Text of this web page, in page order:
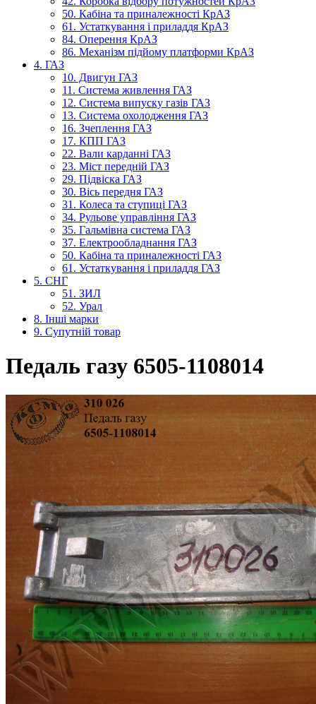
50. Кабіна та приналежності КрАЗ
61. Устаткування і приладдя КрАЗ
84. Оперення КрАЗ
86. Механізм підйому платформи КрАЗ
4. ГАЗ
10. Двигун ГАЗ
11. Система живлення ГАЗ
12. Система випуску газів ГАЗ
13. Система охолодження ГАЗ
16. Зчеплення ГАЗ
17. КПП ГАЗ
22. Вали карданні ГАЗ
23. Міст передній ГАЗ
29. Підвіска ГАЗ
30. Вісь передня ГАЗ
31. Колеса та ступиці ГАЗ
34. Рульове управління ГАЗ
35. Гальмівна система ГАЗ
37. Електрообладнання ГАЗ
50. Кабіна та приналежності ГАЗ
61. Устаткування і приладдя ГАЗ
5. СНГ
51. ЗИЛ
52. Урал
8. Інші марки
9. Супутній товар
Педаль газу 6505-1108014